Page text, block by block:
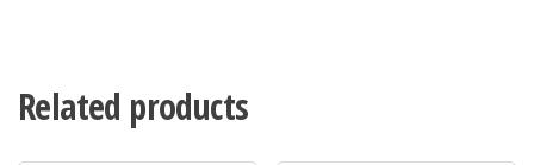
Related products